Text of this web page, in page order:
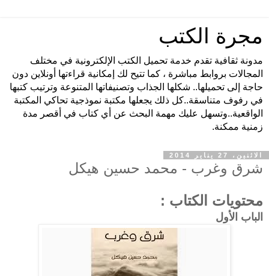
مجرة الكتب
مدونة ثقافية تقدم خدمة تحميل الكتب الإلكترونية في مختلف
المجالات بروابط مباشرة ، كما تتيح لك إمكانية قراءتها أونلاين دون
حاجة إلى تحميلها.. شكلها الجذاب وتصنيفاتها المتنوعة وترتيب كتبها
في رفوف متناسقة..كل ذلك يجعلها مكتبة نموذجية تحاكي المكتبة
الواقعية..وتسهل عليك مهمة البحث عن أي كتاب في أقصر مدة
زمنية ممكنة.
الاثنين، 27 يناير 2014
شرق وغرب - محمد حسين هيكل
محتويات الكتاب :
الباب الأول